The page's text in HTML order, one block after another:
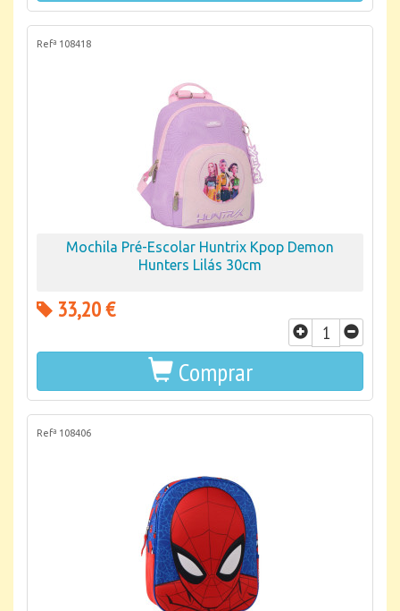
Refª 108418
Mochila Pré-Escolar Huntrix Kpop Demon
Hunters Lilás 30cm
33,20 €
Comprar
Refª 108406